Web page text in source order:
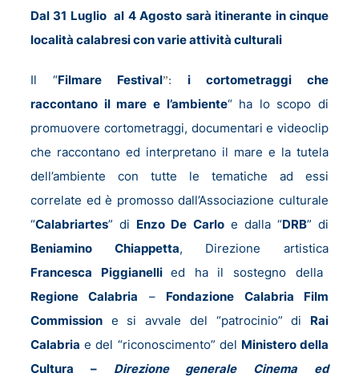
Dal 31 Luglio al 4 Agosto sarà itinerante in cinque
località calabresi con varie attività culturali
Il “Filmare Festival”:
i cortometraggi che
raccontano il mare e l’ambiente“ ha lo scopo di
promuovere cortometraggi, documentari e videoclip
che raccontano ed interpretano il mare e la tutela
dell’ambiente con tutte le tematiche ad essi
correlate ed è promosso dall’Associazione culturale
“Calabriartes” di Enzo De Carloe dalla “DRB” di
Beniamino Chiappetta, Direzione artistica
Francesca Piggianellied ha il sostegno della
Regione Calabria – Fondazione Calabria Film
Commissione si avvale del “patrocinio” di Rai
Calabria e del “riconoscimento” del Ministero della
Cultura – Direzione generale Cinema ed